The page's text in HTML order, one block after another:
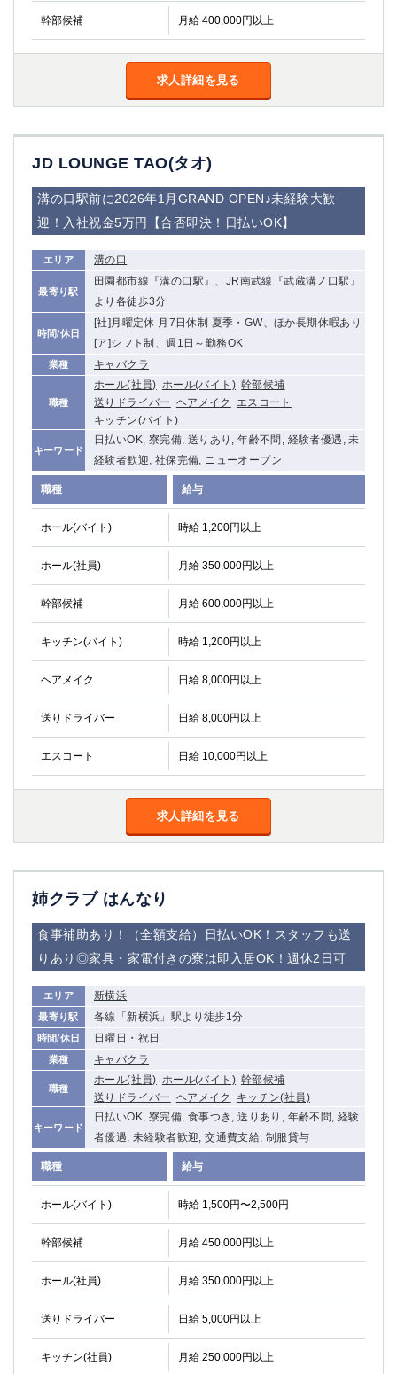
幹部候補 月給 400,000円以上
求人詳細を見る
JD LOUNGE TAO(タオ)
溝の口駅前に2026年1月GRAND OPEN♪未経験大歓
迎！入社祝金5万円【合否即決！日払いOK】
エリア 溝の口
最寄り駅
田園都市線『溝の口駅』、JR南武線『武蔵溝ノ口駅』
より各徒歩3分
時間/休日
[社]月曜定休 月7日休制 夏季・GW、ほか長期休暇あり
[ア]シフト制、週1日～勤務OK
業種 キャバクラ
職種
ホール(社員) ホール(バイト) 幹部候補
送りドライバー ヘアメイク
エスコート
キッチン(バイト)
キーワード
日払いOK, 寮完備, 送りあり, 年齢不問, 経験者優遇, 未
経験者歓迎, 社保完備, ニューオープン
職種 給与
ホール(バイト) 時給 1,200円以上
ホール(社員) 月給 350,000円以上
幹部候補 月給 600,000円以上
キッチン(バイト) 時給 1,200円以上
ヘアメイク 日給 8,000円以上
送りドライバー 日給 8,000円以上
エスコート 日給 10,000円以上
求人詳細を見る
姉クラブ はんなり
食事補助あり！（全額支給）日払いOK！スタッフも送
りあり◎家具・家電付きの寮は即入居OK！週休2日可
エリア 新横浜
最寄り駅 各線「新横浜」駅より徒歩1分
時間/休日 日曜日・祝日
業種 キャバクラ
職種
ホール(社員) ホール(バイト) 幹部候補
送りドライバー ヘアメイク キッチン(社員)
キーワード
日払いOK, 寮完備, 食事つき, 送りあり, 年齢不問, 経験
者優遇, 未経験者歓迎, 交通費支給, 制服貸与
職種 給与
ホール(バイト) 時給 1,500円〜2,500円
幹部候補 月給 450,000円以上
ホール(社員) 月給 350,000円以上
送りドライバー 日給 5,000円以上
キッチン(社員) 月給 250,000円以上